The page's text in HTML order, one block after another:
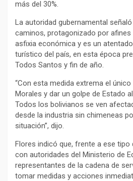
más del 30%.
La autoridad gubernamental
caminos, protagonizado por
asfixia económica y es un
turístico del país, en esta época
Todos Santos y fin de año.
“Con esta medida extrema el
Morales y dar un golpe de Estado
Todos los bolivianos se ven
desde la industria sin chimeneas
situación”, dijo.
Flores indicó que, frente a ese tipo
con autoridades del Ministerio de
representantes de la cadena de
tomar medidas y acciones